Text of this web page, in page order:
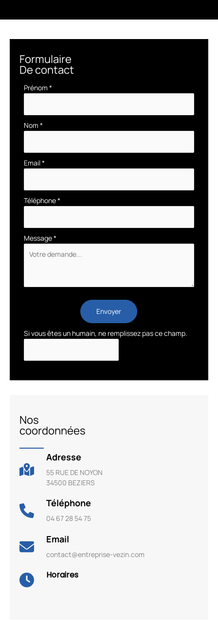
Formulaire
De contact
Formulaire
Prénom *
Nom *
Email*
Téléphone*
Message*
Envoyer
Si vous êtes un humain, ne remplissez pas ce champ.
Nos
coordonnées
Adresse
55 RUE DE NOYON
34500 BEZIERS
Téléphone
04 67 28 54 75
Email
contact@entreprise-vezin.com
Horaires